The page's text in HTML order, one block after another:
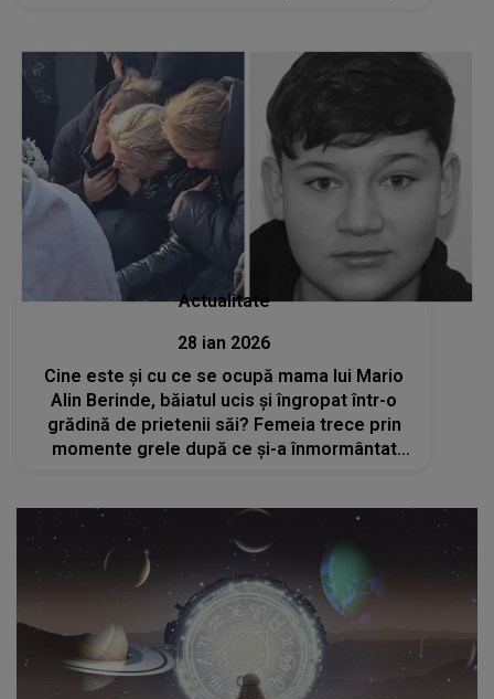
Actualitate
28 ian 2026
Cine este și cu ce se ocupă mama lui Mario
Alin Berinde, băiatul ucis și îngropat într-o
grădină de prietenii săi? Femeia trece prin
momente grele după ce și-a înmormântat